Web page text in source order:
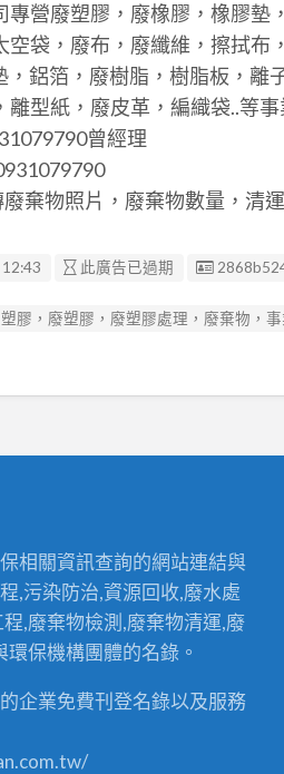
專營廢塑膠，廢橡膠，橡膠
空袋，廢布，廢纖維，擦拭布
，鋁箔，廢樹脂，樹脂板，離
離型紙，廢皮革，編織袋..等
曾經理
廢棄物照片，廢棄物數量，清
此廣告已過期 廣告编號
膠，廢塑膠，廢塑膠處理，廢棄物，
相關資訊查詢的網站連結與
,污染防治,資源回收,廢水處
,廢棄物檢測,廢棄物清運,廢
保機構團體的名錄。
企業免費刊登名錄以及服務